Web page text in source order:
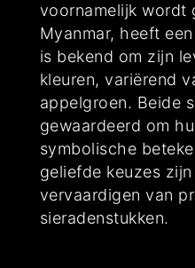
voornamelijk wordt
Myanmar, heeft
is bekend om zijn
kleuren, variërend
appelgroen. Beide
gewaardeerd om
symbolische
geliefde keuzes
vervaardigen van
sieradenstukken.